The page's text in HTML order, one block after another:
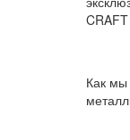
Как мы